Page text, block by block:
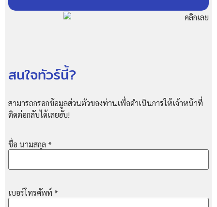
สนใจทัวร์นี้?
สามารถกรอกข้อมูลส่วนตัวของท่านเพื่อดำเนินการให้เจ้าหน้าที่
ติดต่อกลับได้เลยฮับ!
ชื่อ นามสกุล *
เบอร์โทรศัพท์ *